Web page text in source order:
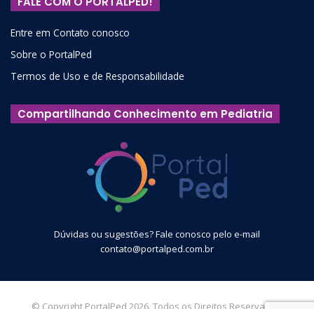
Entre em Contato conosco
Sobre o PortalPed
Termos de Uso e de Responsabilidade
Compartilhando Conhecimento em Pediatria
Dúvidas ou sugestões? Fale conosco pelo e-mail
contato@portalped.com.br
© Copyright PortalPed 2026. Todos os Direitos Reservados.